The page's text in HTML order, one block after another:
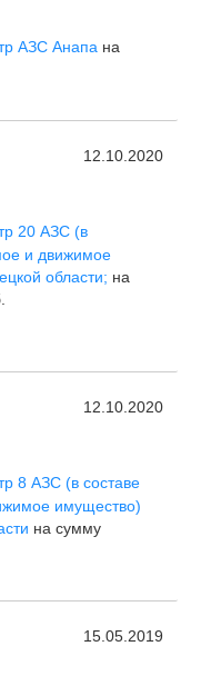
АЗС Анапа на
12.10.2020
20 АЗС (в
и движимое
области; на
12.10.2020
8 АЗС (в составе
имущество)
на сумму
15.05.2019